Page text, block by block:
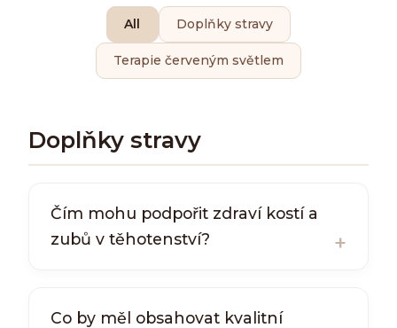
All Doplňky stravy
Terapie červeným světlem
Doplňky stravy
Čím mohu podpořit zdraví kostí a
zubů v těhotenství?
Co by měl obsahovat kvalitní